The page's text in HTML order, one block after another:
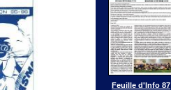
Feuille d'Info 87